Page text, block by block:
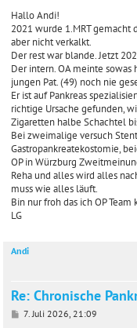
i
t
a
g
Hallo Andi!
2021 wurde 1.MRT
aber nicht verkalkt.
Der rest war blande. Jetzt
Der intern. OA meinte
jungen Pat. (49) noch nie
Er ist auf Pankreas
richtige Ursache gefunden,
Zigaretten halbe Schachtel
Bei zweimalige versuch
Gastropankreatekostomie,
OP in Würzburg
Reha und alles wird alles
muss wie alles läuft.
Bin nur froh das ich OP Team
LG
Andi
Re: Chronische
B7. Juli 2026, 21:09